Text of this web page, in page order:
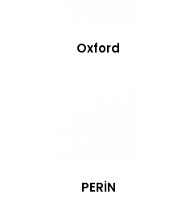
Oxford
PERİN